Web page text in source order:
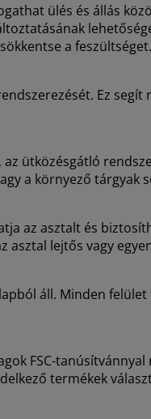
ülés és állás
a feszültséget.
Ez
ütközésgátló
a környező tárgyak
az asztalt és
asztal lejtős vagy
áll. Minden
FSC-
termékek